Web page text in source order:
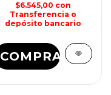
$6.545,00 con
Transferencia o
depósito bancario
COMPRAR